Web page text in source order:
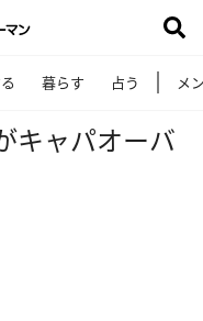
暮らす 占う メ
キャパオーバ